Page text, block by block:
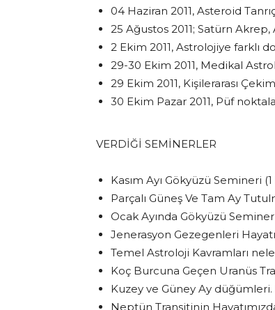
04 Haziran 2011, Asteroid
25 Ağustos 2011; Satürn
2 Ekim 2011, Astrolojiye farklı
29-30 Ekim 2011, Medikal
29 Ekim 2011, Kişilerarası
30 Ekim Pazar 2011, Püf
VERDİĞİ SEMİNERLER
Kasım Ayı Gökyüzü Semineri
Parçalı Güneş Ve Tam Ay
Ocak Ayında Gökyüzü
Jenerasyon Gezegenleri
Temel Astroloji Kavramları
Koç Burcuna Geçen Uranüs
Kuzey ve Güney Ay düğümleri.
Neptün Transitinin